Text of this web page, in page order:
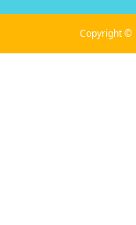
Copyright ©